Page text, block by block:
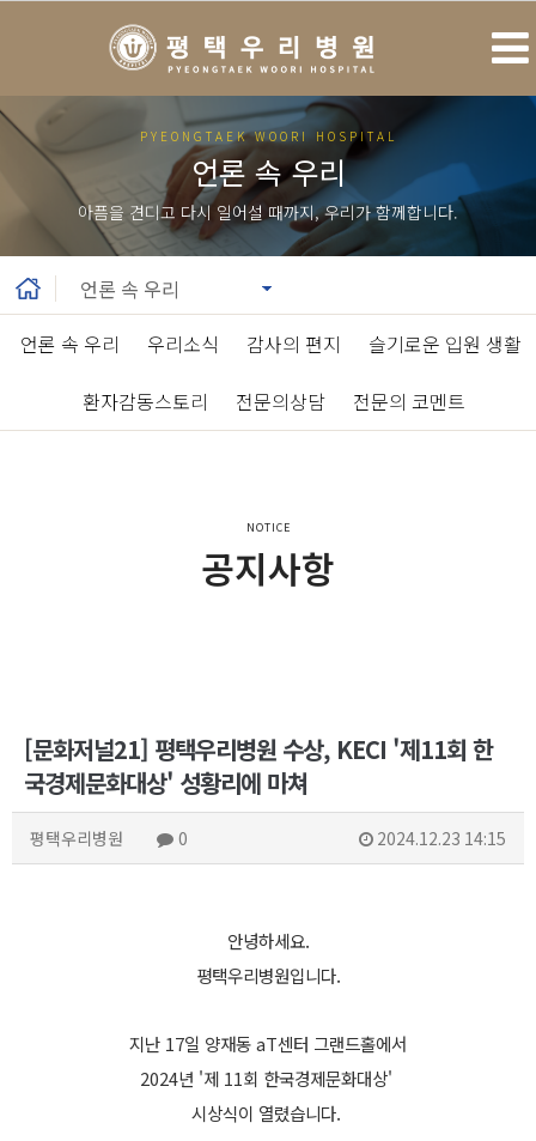
PYEONGTAEK WOORI HOSPITAL
언론 속 우리
아픔을 견디고 다시 일어설 때까지, 우리가 함께합니다.
언론 속 우리 우리소식 감사의 편지 슬기로운 입원 생활
환자감동스토리
전문의상담 전문의 코멘트
NOTICE
공지사항
[문화저널21] 평택우리병원 수상, KECI '제11회 한
국경제문화대상' 성황리에 마쳐
평택우리병원 0 2024.12.23 14:15
안녕하세요.
평택우리병원입니다.
지난 17일 양재동 aT센터 그랜드홀에서
2024년 '제 11회 한국경제문화대상'
시상식이 열렸습니다.